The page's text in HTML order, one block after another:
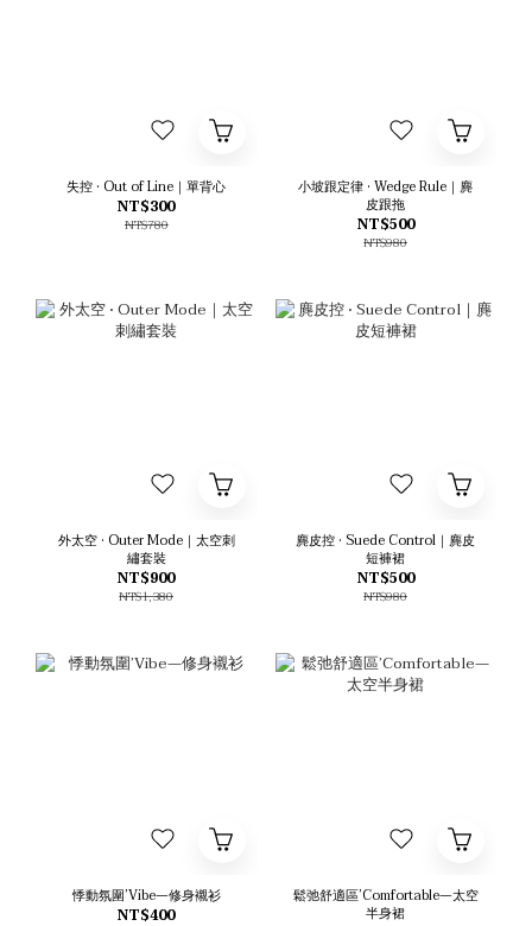
失控 • Out of Line｜單背心
NT$300
NT$780
小坡跟定律 • Wedge Rule｜麂
皮跟拖
NT$500
NT$980
外太空 • Outer Mode｜太空刺
繡套裝
NT$900
NT$1,380
麂皮控 • Suede Control｜麂皮
短褲裙
NT$500
NT$980
悸動氛圍’Vibe—修身襯衫
NT$400
鬆弛舒適區’Comfortable—太空
半身裙